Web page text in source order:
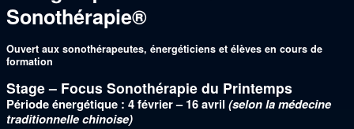
Sonothérapie®
Ouvert aux sonothérapeutes, énergéticiens et élèves en cours de
formation
Stage – Focus Sonothérapie du Printemps
Période énergétique : 4 février – 16 avril(selon la médecine
traditionnelle chinoise)